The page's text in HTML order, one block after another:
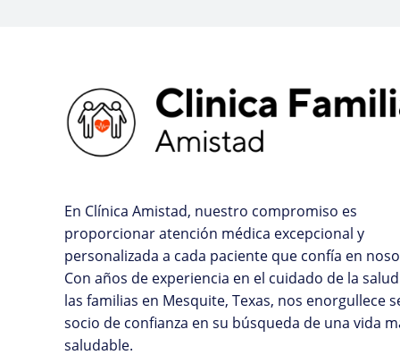
En Clínica Amistad, nuestro compromiso es
proporcionar atención médica excepcional y
personalizada a cada paciente que confía en
Con años de experiencia en el cuidado de la
las familias en Mesquite, Texas, nos enorgullece
socio de confianza en su búsqueda de una vida
saludable.